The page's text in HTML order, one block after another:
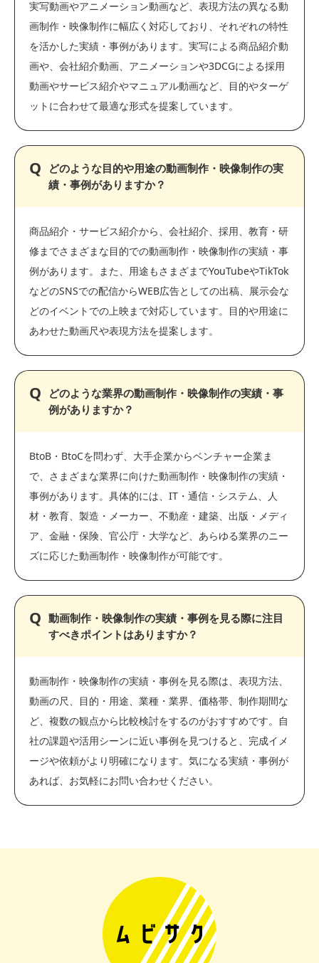
実写動画やアニメーション動画など、表現方法の異なる動
画制作・映像制作に幅広く対応しており、それぞれの特性
を活かした実績・事例があります。実写による商品紹介動
画や、会社紹介動画、アニメーションや3DCGによる採用
動画やサービス紹介やマニュアル動画など、目的やターゲ
ットに合わせて最適な形式を提案しています。
どのような目的や用途の動画制作・映像制作の実
績・事例がありますか？
商品紹介・サービス紹介から、会社紹介、採用、教育・研
修までさまざまな目的での動画制作・映像制作の実績・事
例があります。また、用途もさまざまでYouTubeやTikTok
などのSNSでの配信からWEB広告としての出稿、展示会な
どのイベントでの上映まで対応しています。目的や用途に
あわせた動画尺や表現方法を提案します。
どのような業界の動画制作・映像制作の実績・事
例がありますか？
BtoB・BtoCを問わず、大手企業からベンチャー企業ま
で、さまざまな業界に向けた動画制作・映像制作の実績・
事例があります。具体的には、IT・通信・システム、人
材・教育、製造・メーカー、不動産・建築、出版・メディ
ア、金融・保険、官公庁・大学など、あらゆる業界のニー
ズに応じた動画制作・映像制作が可能です。
動画制作・映像制作の実績・事例を見る際に注目
すべきポイントはありますか？
動画制作・映像制作の実績・事例を見る際は、表現方法、
動画の尺、目的・用途、業種・業界、価格帯、制作期間な
ど、複数の観点から比較検討をするのがおすすめです。自
社の課題や活用シーンに近い事例を見つけると、完成イメ
ージや依頼がより明確になります。気になる実績・事例が
あれば、お気軽にお問い合わせください。